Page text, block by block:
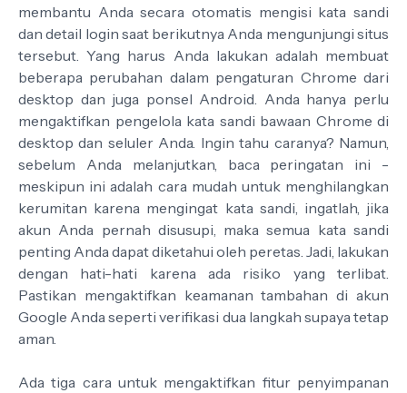
membantu Anda secara otomatis mengisi kata sandi
dan detail login saat berikutnya Anda mengunjungi situs
tersebut. Yang harus Anda lakukan adalah membuat
beberapa perubahan dalam pengaturan Chrome dari
desktop dan juga ponsel Android. Anda hanya perlu
mengaktifkan pengelola kata sandi bawaan Chrome di
desktop dan seluler Anda. Ingin tahu caranya? Namun,
sebelum Anda melanjutkan, baca peringatan ini -
meskipun ini adalah cara mudah untuk menghilangkan
kerumitan karena mengingat kata sandi, ingatlah, jika
akun Anda pernah disusupi, maka semua kata sandi
penting Anda dapat diketahui oleh peretas. Jadi, lakukan
dengan hati-hati karena ada risiko yang terlibat.
Pastikan mengaktifkan keamanan tambahan di akun
Google Anda seperti verifikasi dua langkah supaya tetap
aman.
Ada tiga cara untuk mengaktifkan fitur penyimpanan